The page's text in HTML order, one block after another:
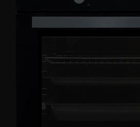
Для кухни
Аудиотехника для автомобилей
Инструменты